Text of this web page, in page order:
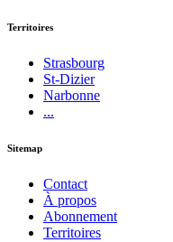
Territoires
Strasbourg
St-Dizier
Narbonne
...
Sitemap
Contact
À propos
Abonnement
Territoires